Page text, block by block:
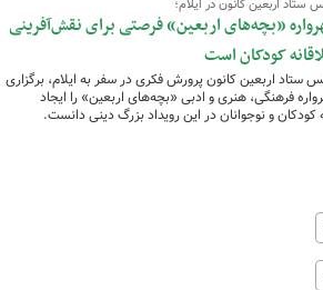
ستاد اربعین کانون در ایلام؛
«بچه‌های اربعین» فرصتی برای نقش‌آفرینی
کودکان است
ستاد اربعین کانون پرورش فکری در سفر به ایلام، برگزاری
فرهنگی، هنری و ادبی «بچه‌های اربعین» را ایجاد
کودکان و نوجوانان در این رویداد بزرگ دینی دانست.